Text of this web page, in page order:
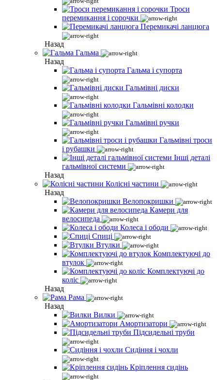
Троси
перемикання і сорочки
Перемикачі ланцюга
Назад
Гальма
Назад
Гальма і супорта
Гальмівні диски
Гальмівні колодки
Гальмівні ручки
Гальмівні троси
і рубашки
Інші деталі
гальмівної системи
Назад
Колісні частини
Назад
Велопокришки
Камери для
велосипеда
Колеса і ободи
Спиці
Втулки
Комплектуючі до
втулок
Комплектуючі до
коліс
Назад
Рама
Назад
Вилки
Амортизатори
Підсидельні труби
Сидіння і чохли
Кріплення сидінь